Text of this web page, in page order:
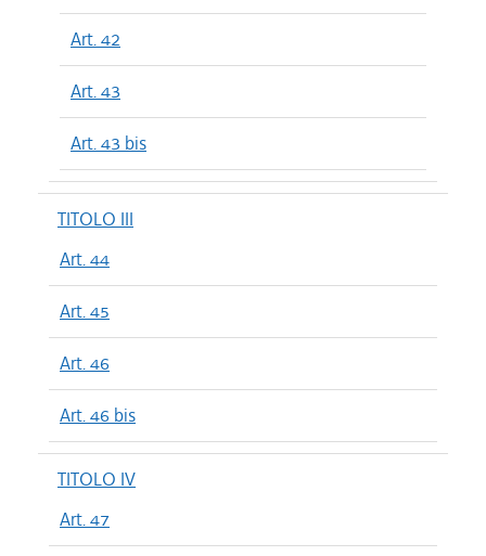
Art. 42
Art. 43
Art. 43 bis
TITOLO III
Art. 44
Art. 45
Art. 46
Art. 46 bis
TITOLO IV
Art. 47